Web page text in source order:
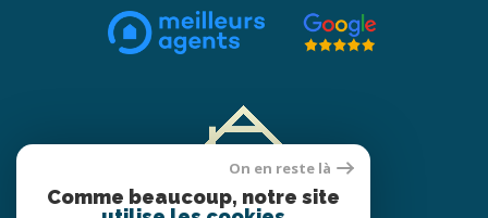
On en reste là
Comme beaucoup, notre site